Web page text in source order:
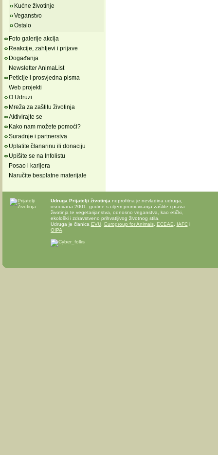
Kućne životinje
Veganstvo
Ostalo
Foto galerije akcija
Reakcije, zahtjevi i prijave
Događanja
Newsletter AnimaList
Peticije i prosvjedna pisma
Web projekti
O Udruzi
Mreža za zaštitu životinja
Aktivirajte se
Kako nam možete pomoći?
Suradnje i partnerstva
Uplatite članarinu ili donaciju
Upišite se na Infolistu
Posao i karijera
Naručite besplatne materijale
Udruga Prijatelji životinja neprofitna je nevladina udruga,
osnovana 2001. godine s ciljem promoviranja zaštite i prava
životinja te vegetarijanstva, odnosno veganstva, kao etički,
ekološki i zdravstveno prihvatljivog životnog stila.
Udruga je članica EVU, Eurogroup for Animals, ECEAE IAFCi
OIPA